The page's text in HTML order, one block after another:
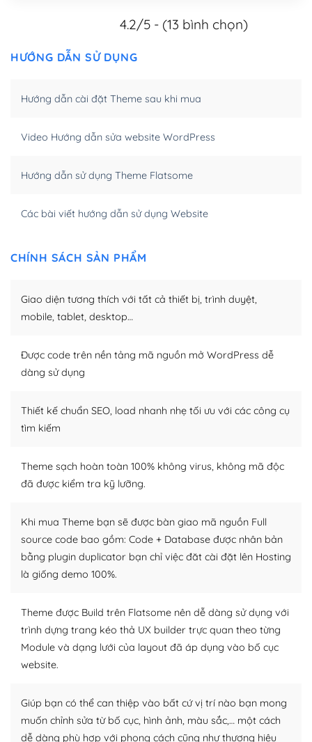
WordPress được thiết kế để thân thiện với SEO vì
hóa nội dung cho SEO.
của bạn trở nên rất thu hút đối với các công cụ tìm
Tối ưu hóa công cụ tìm kiếm
– Dễ dàng tùy chỉnh, sửa chữa
bạn trở nên dễ dàng và nhanh chóng. Với kho Theme
WordPress đa dạng sẽ giúp việc thực hiện các thiết kế
Nếu bạn có các kỹ thuật cơ bản với một theme được
thiết kế tốt, bạn có thể tự sửa đổi. Nếu không bạn có thể
Dễ dàng tùy chỉnh trên WordPress
WordPress là nơi lưu trữ cho một diễn đàn cộng đồng
Nếu bạn gặp khó khăn, bạn có thể lên mạng và tìm
kiếm những cộng đồng WordPress, họ sẽ giúp bạn trả
lời, giải đáp vấn đề của bạn.
– Đa dạng plugin và themes
Plugin mở rộng là thành phần cài đặt thêm vào
Nhờ lượng người dùng đông đảo, thư viện themes và
4.2/5 - (13 bình chọn)
HƯỚNG DẪN SỬ DỤNG
Hướng dẫn cài đặt Theme sau khi mua
Video Hướng dẫn sửa website WordPress
Hướng dẫn sử dụng Theme Flatsome
Các bài viết hướng dẫn sử dụng Website
CHÍNH SÁCH SẢN PHẨM
Giao diện tương thích với tất cả thiết bị, trình duyệt,
mobile, tablet, desktop…
Được code trên nền tảng mã nguồn mở WordPress dễ
dàng sử dụng
Thiết kế chuẩn SEO, load nhanh nhẹ tối ưu với các công cụ
tìm kiếm
Theme sạch hoàn toàn 100% không virus, không mã độc
đã được kiểm tra kỹ lưỡng.
Khi mua Theme bạn sẽ được bàn giao mã nguồn Full
source code bao gồm: Code + Database được nhân bản
bằng plugin duplicator bạn chỉ việc đăt cài đặt lên Hosting
là giống demo 100%.
Theme được Build trên Flatsome nên dễ dàng sử dụng với
trình dựng trang kéo thả UX builder trực quan theo từng
Module và dạng lưới của layout đã áp dụng vào bố cục
website.
Giúp bạn có thể can thiệp vào bất cứ vị trí nào bạn mong
muốn chỉnh sửa từ bố cục, hình ảnh, màu sắc,… một cách
dễ dàng phù hợp với phong cách cũng như thương hiệu